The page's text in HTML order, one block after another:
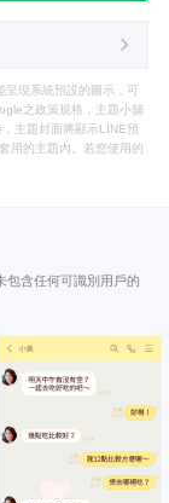
現系統預設的圖示，可
之政策規格，主題小舖
主題封面將顯示LINE預
用的主題內。若您使用的
包含任何可識別用戶的